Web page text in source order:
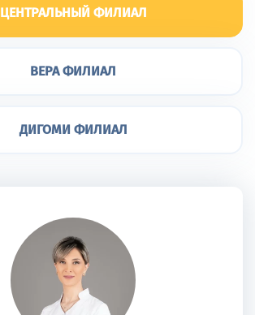
ЦЕНТРАЛЬНЫЙ ФИЛИАЛ
ВЕРА ФИЛИАЛ
ДИГОМИ ФИЛИАЛ